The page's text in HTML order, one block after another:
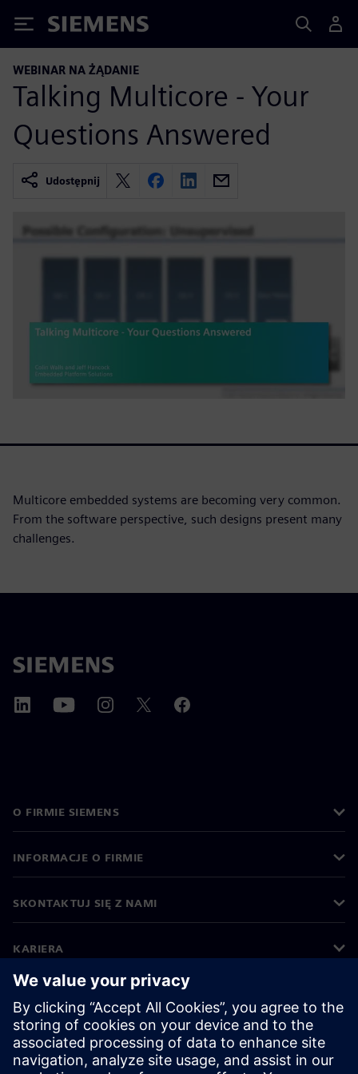
Siemens
WEBINAR NA ŻĄDANIE
Talking Multicore - Your
Questions Answered
Udostępnij
Multicore embedded systems are becoming very common.
From the software perspective, such designs present many
challenges.
O FIRMIE SIEMENS
INFORMACJE O FIRMIE
SKONTAKTUJ SIĘ Z NAMI
KARIERA
©Siemens 2026
Informacje korporacyjne